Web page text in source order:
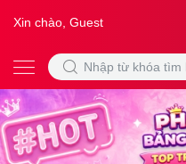
Xin chào, Guest